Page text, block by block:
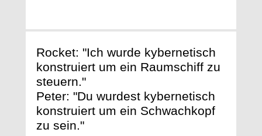
Rocket: "Ich wurde kybernetisch
konstruiert um ein Raumschiff zu
steuern."
Peter: "Du wurdest kybernetisch
konstruiert um ein Schwachkopf
zu sein."